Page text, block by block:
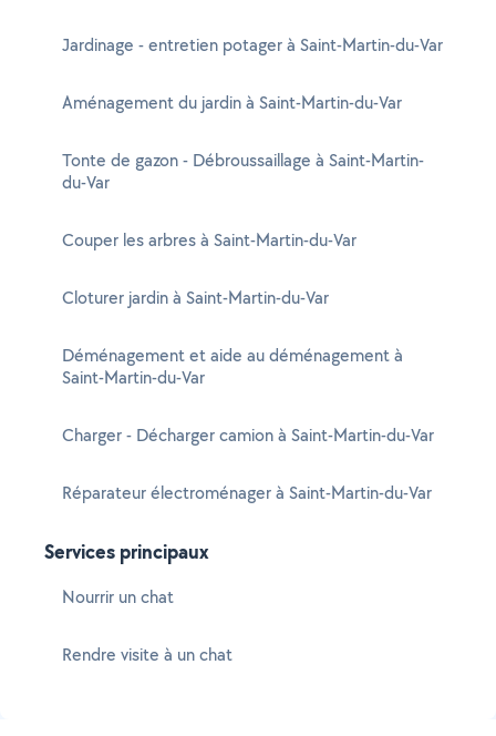
Jardinage - entretien potager à Saint-Martin-du-Var
Aménagement du jardin à Saint-Martin-du-Var
Tonte de gazon - Débroussaillage à Saint-Martin-
du-Var
Couper les arbres à Saint-Martin-du-Var
Cloturer jardin à Saint-Martin-du-Var
Déménagement et aide au déménagement à
Saint-Martin-du-Var
Charger - Décharger camion à Saint-Martin-du-Var
Réparateur électroménager à Saint-Martin-du-Var
Services principaux
Nourrir un chat
Rendre visite à un chat